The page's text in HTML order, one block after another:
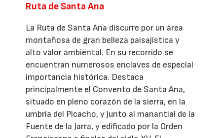
Ruta de Santa Ana
La Ruta de Santa Ana discurre por un área
montañosa de gran belleza paisajística y
alto valor ambiental. En su recorrido se
encuentran numerosos enclaves de especial
importancia histórica. Destaca
principalmente el Convento de Santa Ana,
situado en pleno corazón de la sierra, en la
umbría del Picacho, y junto al manantial de la
Fuente de la Jarra, y edificado por la Orden